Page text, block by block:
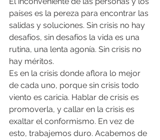
países es la pereza para encontrar las
salidas y soluciones. Sin crisis no hay
desafíos, sin desafíos la vida es una
rutina, una lenta agonía. Sin crisis no
hay méritos.
Es en la crisis donde aflora lo mejor
de cada uno, porque sin crisis todo
viento es caricia. Hablar de crisis es
promoverla, y callar en la crisis es
exaltar el conformismo. En vez de
esto, trabajemos duro. Acabemos de